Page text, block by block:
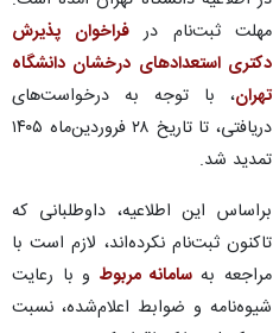
شیوه استعداد درخشان تا روز
جمعه ۲۸ فروردین تمدید شد.
به گزارش روز دوشنبه گروه علمی ایرنا،
در اطلاعیه دانشگاه تهران آمده است:
دکتری استعدادهای درخشان دانشگاه
تهران، با توجه به درخواست‌های
دریافتی، تا تاریخ ۲۸ فروردین‌ماه ۱۴۰۵
تمدید شد.